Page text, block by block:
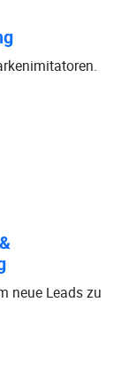
neue Leads zu